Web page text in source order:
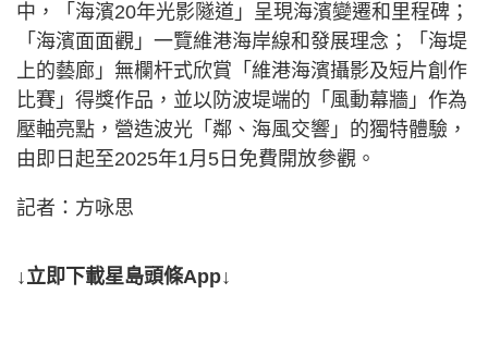
中，「海濱20年光影隧道」呈現海濱變遷和里程碑；
「海濱面面觀」一覽維港海岸線和發展理念；「海堤
上的藝廊」無欄杆式欣賞「維港海濱攝影及短片創作
比賽」得獎作品，並以防波堤端的「風動幕牆」作為
壓軸亮點，營造波光「鄰、海風交響」的獨特體驗，
由即日起至2025年1月5日免費開放參觀。
記者：方咏思
↓立即下載星島頭條App↓